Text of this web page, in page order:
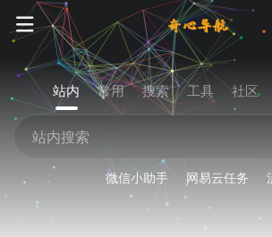
站内 常用 搜索 工具 社区
微信小助手 网易云任务